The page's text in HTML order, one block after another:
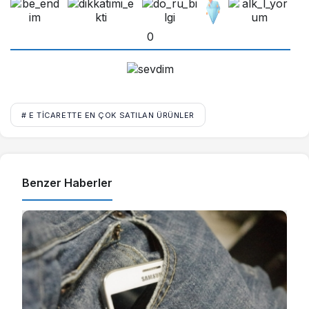
0
# E TICARETTE EN ÇOK SATILAN ÜRÜNLER
Benzer Haberler